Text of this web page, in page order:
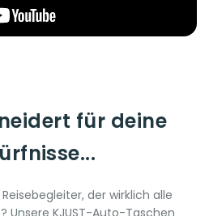
für deine
der wirklich alle
Unsere KJUST-Auto-Taschen